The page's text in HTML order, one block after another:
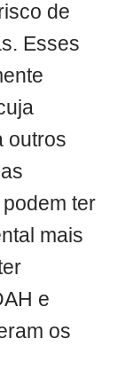
de
Esses
outros
ter
mais
e
os